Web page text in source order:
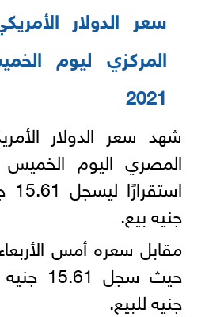
سعر الدولار
2021‏‎
شهد سعر الدولار
جنيه بيع.‏
جنيه للبيع.